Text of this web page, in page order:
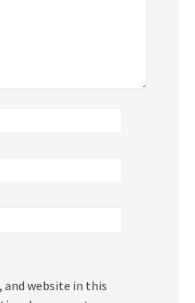
and website in this